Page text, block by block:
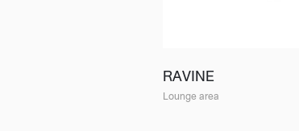
RAVINE
Lounge area